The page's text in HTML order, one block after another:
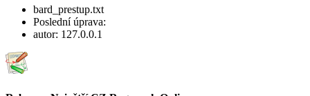
bard_prestup.txt
Poslední úprava:
autor: 127.0.0.1